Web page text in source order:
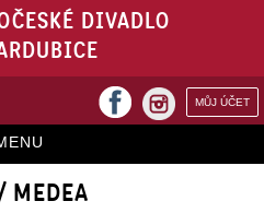
DIVADLO
MŮJ ÚČET
facebook
HOME